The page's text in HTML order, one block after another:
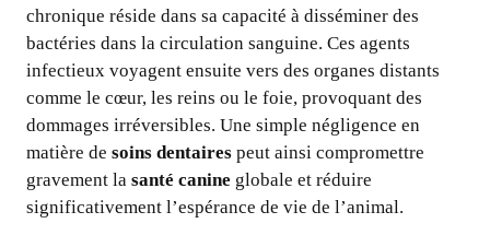
chronique réside dans sa capacité à disséminer des
bactéries dans la circulation sanguine. Ces agents
infectieux voyagent ensuite vers des organes distants
comme le cœur, les reins ou le foie, provoquant des
dommages irréversibles. Une simple négligence en
matière de soins dentaires peut ainsi compromettre
gravement la santé canine globale et réduire
significativement l’espérance de vie de l’animal.